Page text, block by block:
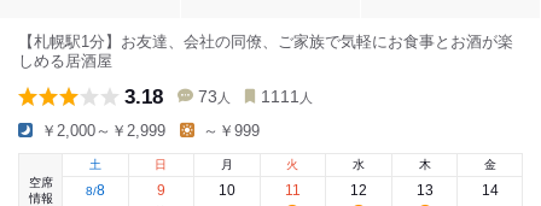
【札幌駅1分】お友達、会社の同僚、ご家族で気軽にお食事とお酒が楽
しめる居酒屋
3.18 73 人 1111 人
￥2,000～￥2,999 ～￥999
空席
情報
土
8/8
日
9
月
10
火
11
水
12
木
13
金
14